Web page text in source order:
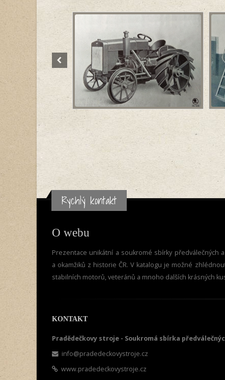
Rychlý kontakt
O webu
Prezentace unikátní a soukromé sbírky předválečných
a okamžiků z historie ČR. V katalogu je možné
stabilních motorů, veteránů a mnoho dalších krásných
KONTAKT
Pradědečkovy stroje - Soukromá sbírka
info@pradedeckovystroje.cz
www.pradedeckovystroje.cz